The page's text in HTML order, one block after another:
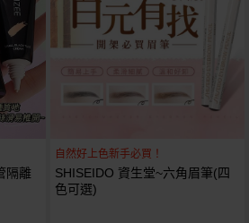
隔離
自然好上色新手必買！
SHISEIDO 資生堂~六角眉筆(四
色可選)